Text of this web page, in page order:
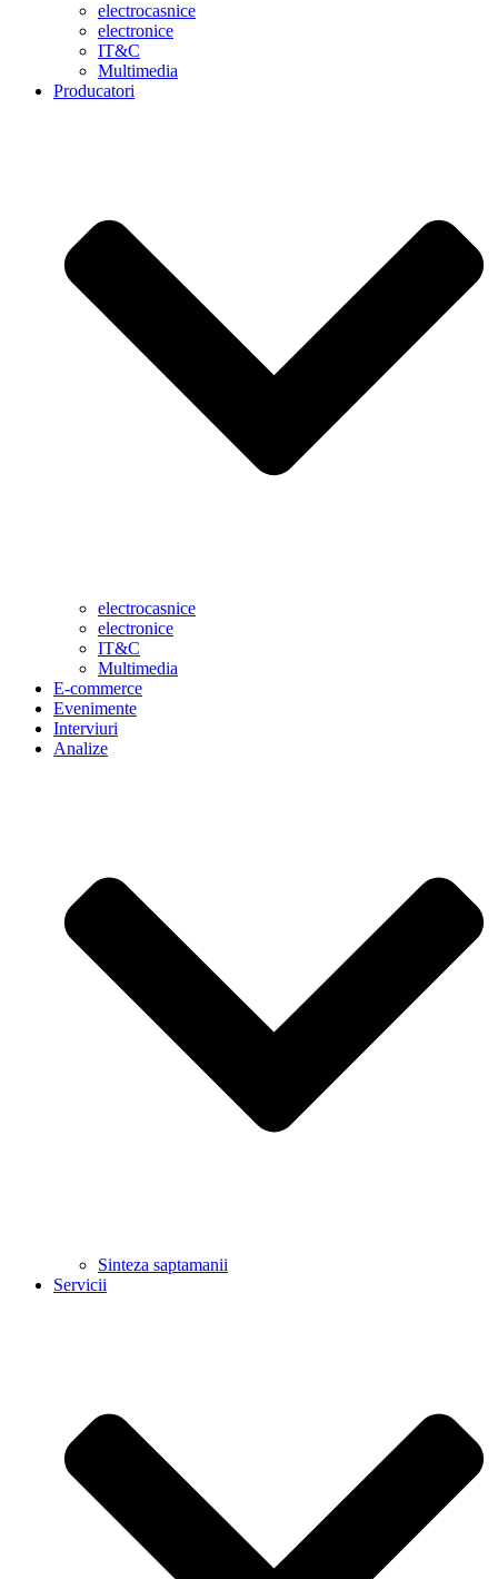
electrocasnice
electronice
IT&C
Multimedia
Producatori
electrocasnice
electronice
IT&C
Multimedia
E-commerce
Evenimente
Interviuri
Analize
Sinteza saptamanii
Servicii